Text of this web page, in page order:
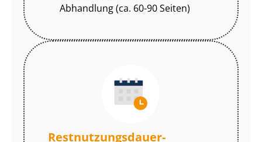
Abhandlung (ca. 60-90 Seiten)
Rest­nut­zungs­dau­er-